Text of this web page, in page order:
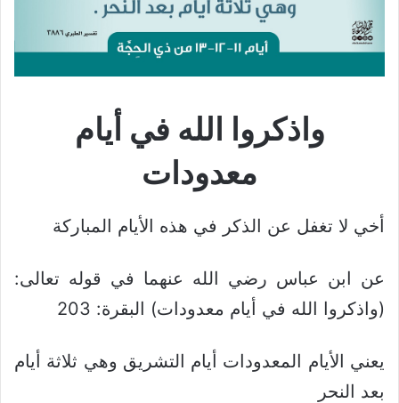
واذكروا الله في أيام
معدودات
أخي لا تغفل عن الذكر في هذه الأيام المباركة
عن ابن عباس رضي الله عنهما في قوله تعالى:
(واذكروا الله في أيام معدودات) البقرة: 203
يعني الأيام المعدودات أيام التشريق وهي ثلاثة أيام
بعد النحر